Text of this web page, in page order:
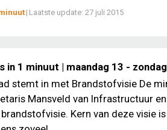
| Laatste update: 27 juli 2015
in 1 minuut | maandag 13 -
stemt in met Brandstofvisie De
Mansveld van Infrastructuur
Kern van deze visie is